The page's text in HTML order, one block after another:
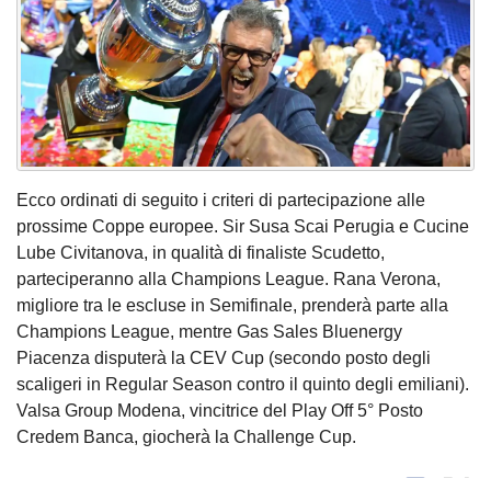
Ecco ordinati di seguito i criteri di partecipazione alle
prossime Coppe europee. Sir Susa Scai Perugia e Cucine
Lube Civitanova, in qualità di finaliste Scudetto,
parteciperanno alla Champions League. Rana Verona,
migliore tra le escluse in Semifinale, prenderà parte alla
Champions League, mentre Gas Sales Bluenergy
Piacenza disputerà la CEV Cup (secondo posto degli
scaligeri in Regular Season contro il quinto degli emiliani).
Valsa Group Modena, vincitrice del Play Off 5° Posto
Credem Banca, giocherà la Challenge Cup.